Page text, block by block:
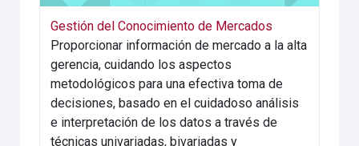
Gestión del Conocimiento de Mercados
Proporcionar información de mercado a la alta
gerencia, cuidando los aspectos
metodológicos para una efectiva toma de
decisiones, basado en el cuidadoso análisis
e interpretación de los datos a través de
técnicas univariadas, bivariadas y